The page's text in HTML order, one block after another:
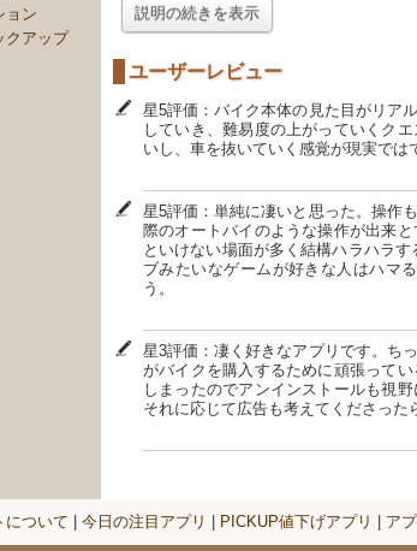
ョン
クアップ
説明の続きを表示
ユーザーレビュー
星5評価：バイク本体の見た目がリア
していき、難易度の上がっていくク
いし、車を抜いていく感覚が現実では
星5評価：単純に凄いと思った。操作
際のオートバイのような操作が出来
といけない場面が多く結構ハラハラ
ブみたいなゲームが好きな人はハマ
う。
星3評価：凄く好きなアプリです。ち
がバイクを購入するために頑張って
しまったのでアンインストールも視
それに応じて広告も考えてくださった
について 今日の注目アプリ PICKUP値下げアプリ ア